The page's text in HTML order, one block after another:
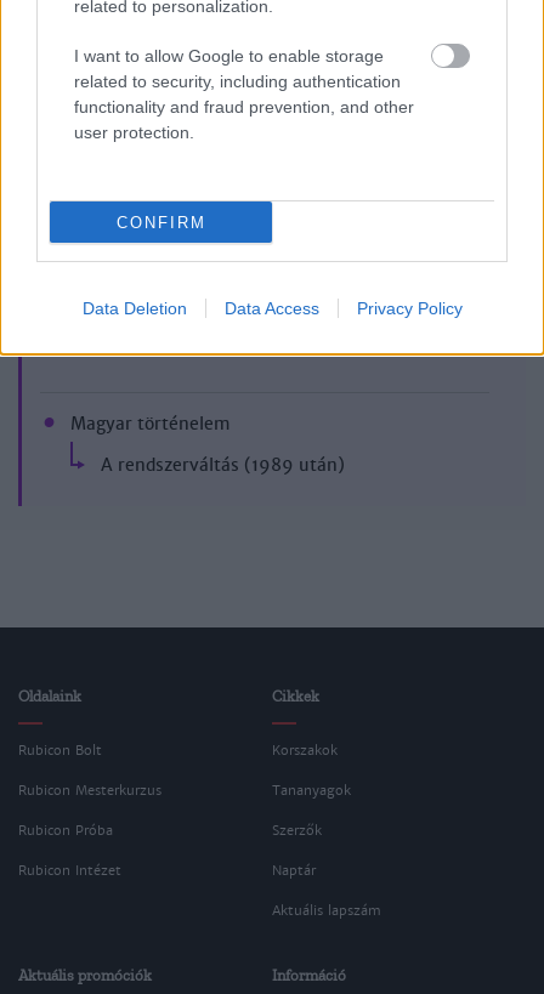
related to personalization.
I want to allow Google to enable storage
related to security, including authentication
functionality and fraud prevention, and other
user protection.
CONFIRM
Data Deletion Data Access Privacy Policy
Korszak
Magyar történelem
A rendszerváltás (1989 után)
Oldalaink
Rubicon Bolt
Rubicon Mesterkurzus
Rubicon Próba
Rubicon Intézet
Cikkek
Korszakok
Tananyagok
Szerzők
Naptár
Aktuális lapszám
Aktuális promóciók Információ